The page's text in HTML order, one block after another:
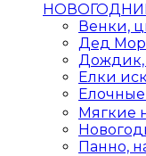
Венки,
Дед
Дождик,
Елки
Мягкие
Панно,